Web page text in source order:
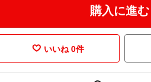
購入に進む
いいね 0件